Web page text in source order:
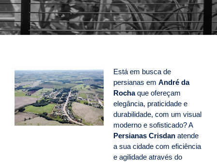
Está em busca de
persianas em André da
Rochaque ofereçam
elegância, praticidade e
durabilidade, com um visual
moderno e sofisticado? A
Persianas Crisdan atende
a sua cidade com eficiência
e agilidade através do